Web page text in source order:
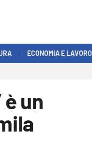
ECONOMIA E LAVORO
un